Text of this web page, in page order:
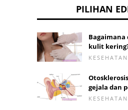
PILIHAN
kulit
KESEHATAN
gejala dan
KESEHATAN